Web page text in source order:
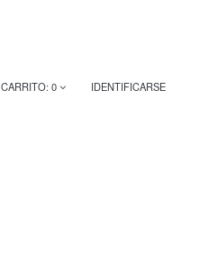
CARRITO:0 IDENTIFICARSE